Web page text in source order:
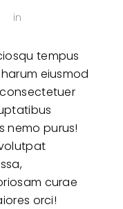
in
tempus
eiusmod
nemo purus!
curae
orci!